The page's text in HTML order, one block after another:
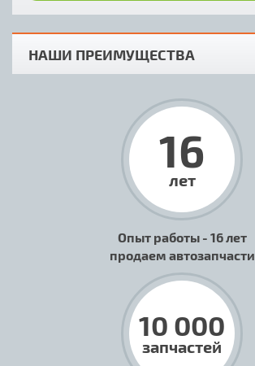
НАШИ ПРЕИМУЩЕСТВА
16
лет
Опыт работы - 16 лет
продаем автозапчасти
10 000
запчастей